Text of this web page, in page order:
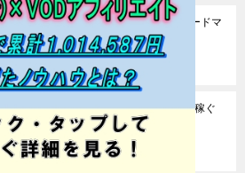
トを0から始めるならやること稼ぐロードマ
教材も紹介！ 2026年07月28日
ト教材おすすめ一覧最新版！初心者や稼ぐ
年07月27日